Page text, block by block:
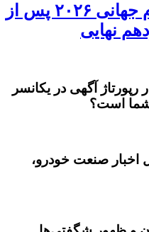
نمودار مرحله حذفی جام جهانی ۲۰۲۶ پس از
نهایی
آگهی در یکانسر
شما است؟
اخبار صنعت خودرو،